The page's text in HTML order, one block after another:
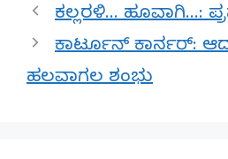
ಕಲ್ಲರಳಿ… ಹೂವಾಗಿ…:
ಕಾರ್ಟೂನ್ ಕಾರ್ನರ್:
ಹಲವಾಗಲ ಶಂಭು